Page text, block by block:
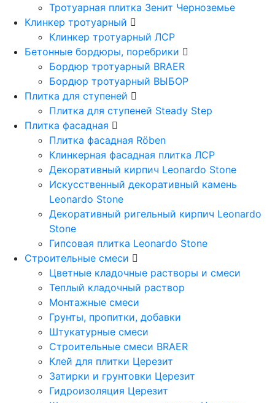
Тротуарная плитка Зенит Черноземье
Клинкер тротуарный
Клинкер тротуарный ЛСР
Бетонные бордюры, поребрики
Бордюр тротуарный BRAER
Бордюр тротуарный ВЫБОР
Плитка для ступеней
Плитка для ступеней Steady Step
Плитка фасадная
Плитка фасадная Röben
Клинкерная фасадная плитка ЛСР
Декоративный кирпич Leonardo Stone
Искусственный декоративный камень
Leonardo Stone
Декоративный ригельный кирпич Leonardo
Stone
Гипсовая плитка Leonardo Stone
Строительные смеси
Цветные кладочные растворы и смеси
Теплый кладочный раствор
Монтажные смеси
Грунты, пропитки, добавки
Штукатурные смеси
Строительные смеси BRAER
Клей для плитки Церезит
Затирки и грунтовки Церезит
Гидроизоляция Церезит